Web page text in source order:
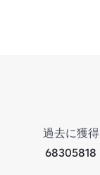
過去に獲得
68305818